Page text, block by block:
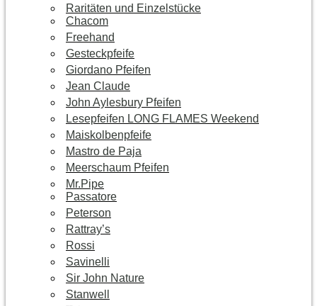
Raritäten und Einzelstücke
Chacom
Freehand
Gesteckpfeife
Giordano Pfeifen
Jean Claude
John Aylesbury Pfeifen
Lesepfeifen LONG FLAMES Weekend
Maiskolbenpfeife
Mastro de Paja
Meerschaum Pfeifen
Mr.Pipe
Passatore
Peterson
Rattray’s
Rossi
Savinelli
Sir John Nature
Stanwell